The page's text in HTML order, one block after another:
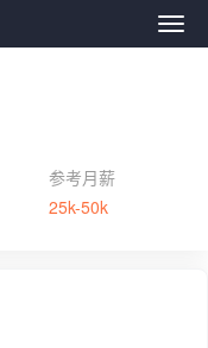
远
参考月薪
25k-50k